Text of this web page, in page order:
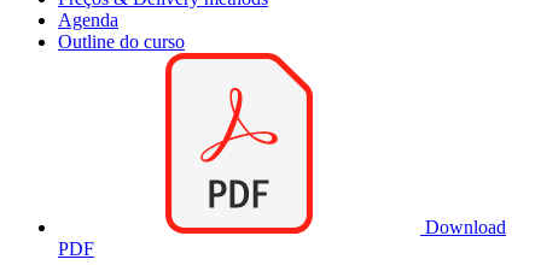
Agenda
Outline do curso
Download
PDF